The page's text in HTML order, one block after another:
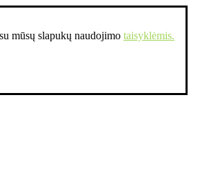
mūsų slapukų naudojimo taisyklėmis.